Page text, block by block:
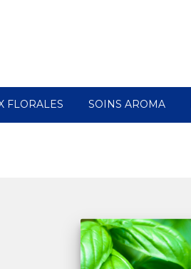
FLORALES SOINS AROMA